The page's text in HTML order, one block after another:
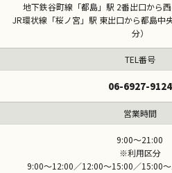
地下鉄谷町線「都島」駅 2番出口から
JR環状線「桜ノ宮」駅 東出口から都島中
分）
TEL番号
06-6927-9124
営業時間
9:00～21:00
※利用区分
9:00～12:00／12:00～15:00／15:00